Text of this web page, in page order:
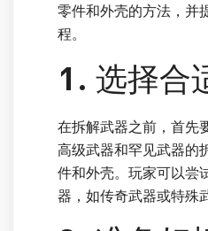
零件和外壳的方法，并
程。
1. 选择合
在拆解武器之前，首先
高级武器和罕见武器的
件和外壳。玩家可以尝
器，如传奇武器或特殊